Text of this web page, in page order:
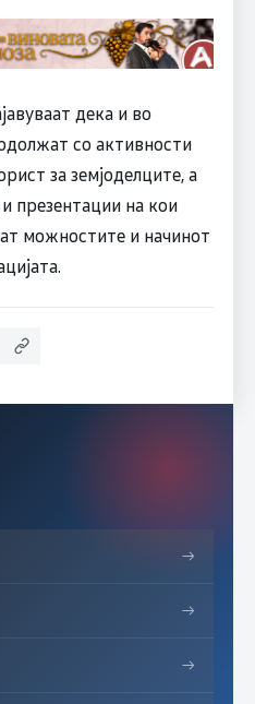
дека и во
со активности
за земјоделците, а
презентации на кои
можностите и начинот
→
→
→